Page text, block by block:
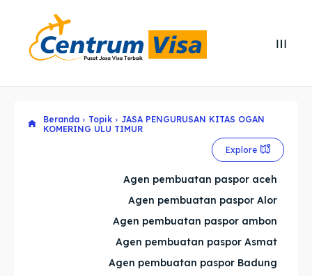
Cari
Cari
Explore our destinations
Explore our destinations
Beranda Topik
JASA PENGURUSAN KITAS OGAN
KOMERING ULU TIMUR
Explore
Agen pembuatan paspor aceh
Agen pembuatan paspor Alor
Agen pembuatan paspor ambon
Agen pembuatan paspor Asmat
Agen pembuatan paspor Badung